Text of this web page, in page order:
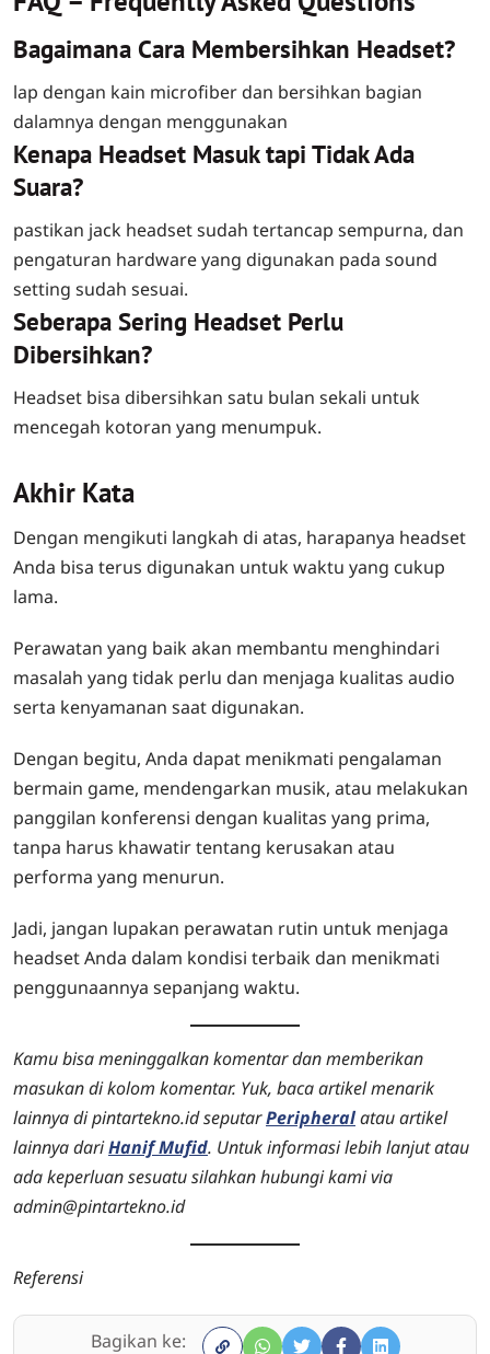
Bagaimana Cara Membersihkan Headset?
lap dengan kain microfiber dan bersihkan bagian
dalamnya dengan menggunakan
Kenapa Headset Masuk tapi Tidak Ada
Suara?
pastikan jack headset sudah tertancap sempurna, dan
pengaturan hardware yang digunakan pada sound
setting sudah sesuai.
Seberapa Sering Headset Perlu
Dibersihkan?
Headset bisa dibersihkan satu bulan sekali untuk
mencegah kotoran yang menumpuk.
Akhir Kata
Dengan mengikuti langkah di atas, harapanya headset
Anda bisa terus digunakan untuk waktu yang cukup
lama.
Perawatan yang baik akan membantu menghindari
masalah yang tidak perlu dan menjaga kualitas audio
serta kenyamanan saat digunakan.
Dengan begitu, Anda dapat menikmati pengalaman
bermain game, mendengarkan musik, atau melakukan
panggilan konferensi dengan kualitas yang prima,
tanpa harus khawatir tentang kerusakan atau
performa yang menurun.
Jadi, jangan lupakan perawatan rutin untuk menjaga
headset Anda dalam kondisi terbaik dan menikmati
penggunaannya sepanjang waktu.
Kamu bisa meninggalkan komentar dan memberikan
masukan di kolom komentar. Yuk, baca artikel menarik
lainnya di pintartekno.id seputarPeripheralatau artikel
lainnya dariHanif Mufid. Untuk informasi lebih lanjut atau
ada keperluan sesuatu silahkan hubungi kami via
admin@pintartekno.id
Referensi
Bagikan ke: